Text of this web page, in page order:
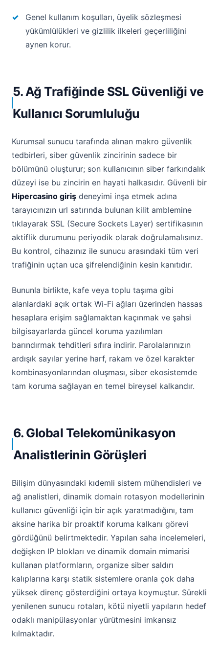
Genel kullanım koşulları, üyelik sözleşmesi
yükümlülükleri ve gizlilik ilkeleri geçerliliğini
aynen korur.
5. Ağ Trafiğinde SSL Güvenliği ve
Kullanıcı Sorumluluğu
Kurumsal sunucu tarafında alınan makro güvenlik
tedbirleri, siber güvenlik zincirinin sadece bir
bölümünü oluşturur; son kullanıcının siber farkındalık
düzeyi ise bu zincirin en hayati halkasıdır. Güvenli bir
Hipercasino giriş deneyimi inşa etmek adına
tarayıcınızın url satırında bulunan kilit amblemine
tıklayarak SSL (Secure Sockets Layer) sertifikasının
aktiflik durumunu periyodik olarak doğrulamalısınız.
Bu kontrol, cihazınız ile sunucu arasındaki tüm veri
trafiğinin uçtan uca şifrelendiğinin kesin kanıtıdır.
Bununla birlikte, kafe veya toplu taşıma gibi
alanlardaki açık ortak Wi-Fi ağları üzerinden hassas
hesaplara erişim sağlamaktan kaçınmak ve şahsi
bilgisayarlarda güncel koruma yazılımları
barındırmak tehditleri sıfıra indirir. Parolalarınızın
ardışık sayılar yerine harf, rakam ve özel karakter
kombinasyonlarından oluşması, siber ekosistemde
tam koruma sağlayan en temel bireysel kalkandır.
6. Global Telekomünikasyon
Analistlerinin Görüşleri
Bilişim dünyasındaki kıdemli sistem mühendisleri ve
ağ analistleri, dinamik domain rotasyon modellerinin
kullanıcı güvenliği için bir açık yaratmadığını, tam
aksine harika bir proaktif koruma kalkanı görevi
gördüğünü belirtmektedir. Yapılan saha incelemeleri,
değişken IP blokları ve dinamik domain mimarisi
kullanan platformların, organize siber saldırı
kalıplarına karşı statik sistemlere oranla çok daha
yüksek direnç gösterdiğini ortaya koymuştur. Sürekli
yenilenen sunucu rotaları, kötü niyetli yapıların hedef
odaklı manipülasyonlar yürütmesini imkansız
kılmaktadır.